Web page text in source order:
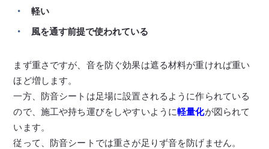
軽い
風を通す前提で使われている
まず重さですが、音を防ぐ効果は遮る材料が重ければ重い
ほど増します。
一方、防音シートは足場に設置されるように作られている
ので、施工や持ち運びをしやすいように軽量化が図られて
います。
従って、防音シートでは重さが足りず音を防げません。